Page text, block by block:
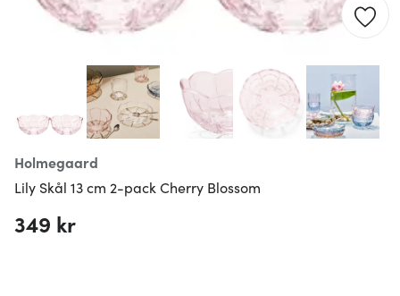
Holmegaard
Lily Skål 13 cm 2-pack Cherry Blossom
349 kr